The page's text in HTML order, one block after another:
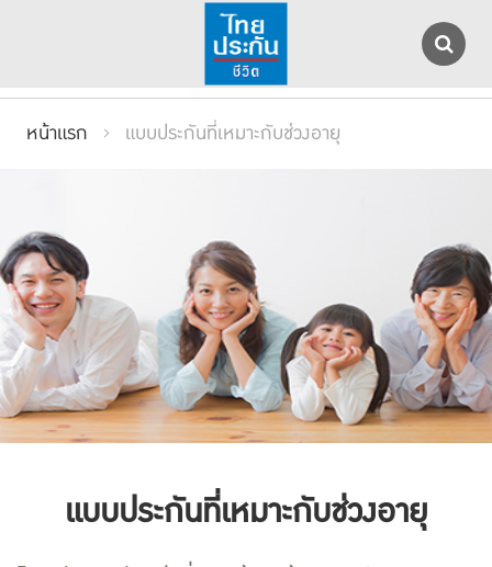
หน้าแรก แบบประกันที่เหมาะกับช่วงอายุ
แบบประกันที่เหมาะกับช่วงอายุ